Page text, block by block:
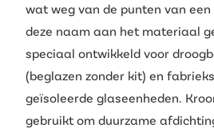
wat weg van de punten van
deze naam aan het materiaal
speciaal ontwikkeld voor
(beglazen zonder kit) en
geïsoleerde glaseenheden.
gebruikt om duurzame